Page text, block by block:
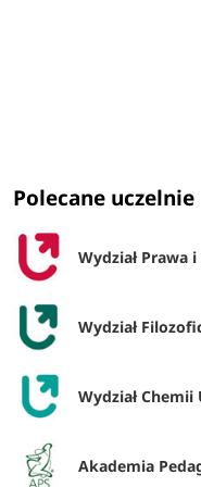
Polecane uczelnie
Wydział Prawa
Wydział
Wydział Chemii
Akademia Pedagogiki